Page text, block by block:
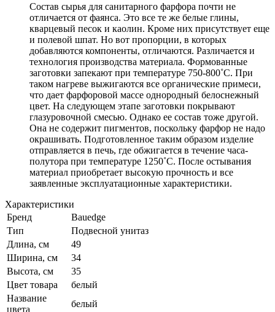
Состав сырья для санитарного фарфора почти не
отличается от фаянса. Это все те же белые глины,
кварцевый песок и каолин. Кроме них присутствует еще
и полевой шпат. Но вот пропорции, в которых
добавляются компоненты, отличаются. Различается и
технология производства материала. Формованные
заготовки запекают при температуре 750-800˚С. При
таком нагреве выжигаются все органические примеси,
что дает фарфоровой массе однородный белоснежный
цвет. На следующем этапе заготовки покрывают
глазуровочной смесью. Однако ее состав тоже другой.
Она не содержит пигментов, поскольку фарфор не надо
окрашивать. Подготовленное таким образом изделие
отправляется в печь, где обжигается в течение часа-
полутора при температуре 1250˚С. После остывания
материал приобретает высокую прочность и все
заявленные эксплуатационные характеристики.
Характеристики
Бренд
Bauedge
Тип
Подвесной унитаз
Длина, см
49
Ширина, см
34
Высота, см
35
Цвет товара
белый
Название
цвета
белый